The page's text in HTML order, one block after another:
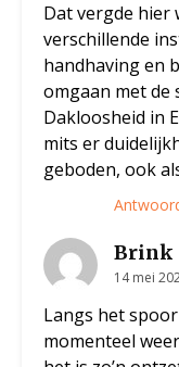
Dat vergde hier
verschillende
handhaving en
omgaan met de
Dakloosheid in
mits er
geboden, ook
Brink
14 mei
Langs het
momenteel